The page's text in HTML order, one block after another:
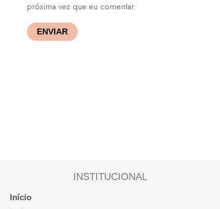
próxima vez que eu comentar.
INSTITUCIONAL
Início